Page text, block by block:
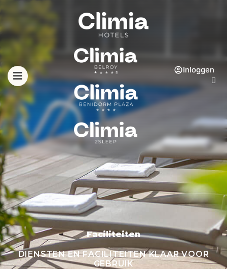
Inloggen
Faciliteiten
DIENSTEN EN FACILITEITEN KLAAR VOOR
GEBRUIK